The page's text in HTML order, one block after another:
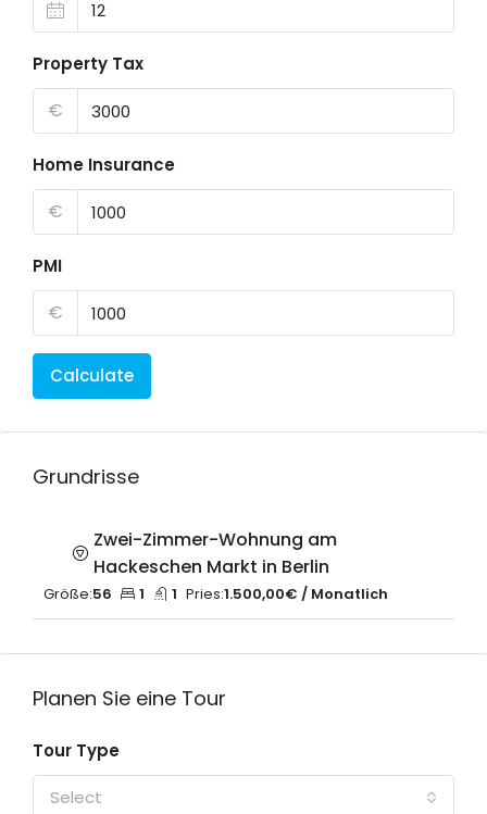
Property Tax
€
Home Insurance
€
PMI
€
Calculate
Grundrisse
Zwei-Zimmer-Wohnung am
Hackeschen Markt in Berlin
Größe:56 1 1 Pries:1.500,00€ / Monatlich
Planen Sie eine Tour
Tour Type
Select